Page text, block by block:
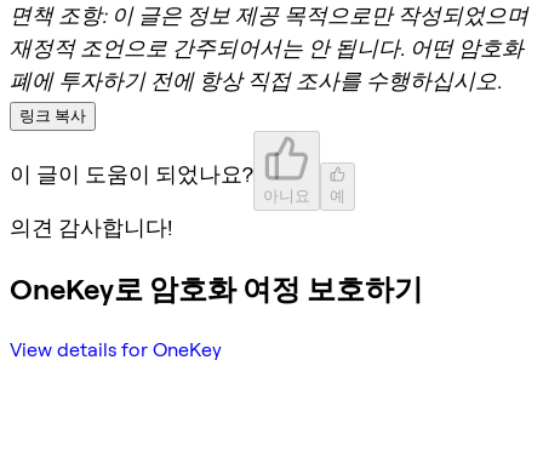
면책 조항: 이 글은 정보 제공 목적으로만 작성되었으며
재정적 조언으로 간주되어서는 안 됩니다. 어떤 암호화
폐에 투자하기 전에 항상 직접 조사를 수행하십시오.
링크 복사
이 글이 도움이 되었나요?
아니요 예
의견 감사합니다!
OneKey로 암호화 여정 보호하기
View details for OneKey